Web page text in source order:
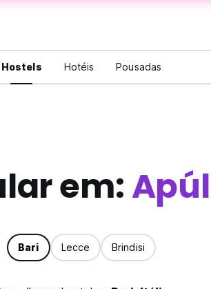
Hostels Hotéis Pousadas
em:
Bari Lecce Brindisi